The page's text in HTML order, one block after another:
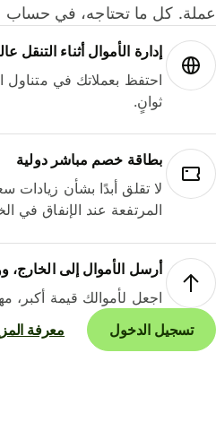
كل ما تحتاجه، في حساب
إدارة الأموال أثناء التنقل
احتفظ بعملاتك في متناول
ثوانٍ.
بطاقة خصم مباشر دولية
لا تقلق أبدًا بشأن زيادات
المرتفعة عند الإنفاق في
أرسل الأموال إلى الخارج،
اجعل لأموالك قيمة أكبر،
تسجيل الدخول
معرفة المزيد